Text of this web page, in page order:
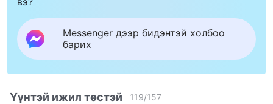
Messenger дээр бидэнтэй холбоо
барих
Үүнтэй ижил төстэй 119/157